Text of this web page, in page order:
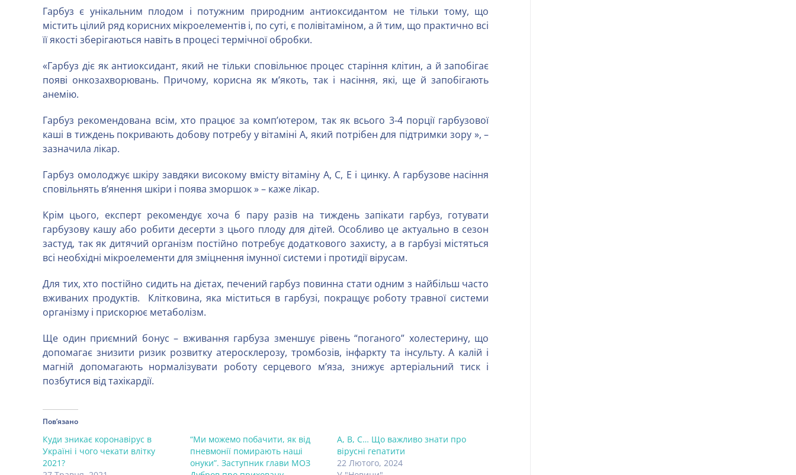
Гарбуз є унікальним плодом і потужним природним антиоксидантом не тільки тому, що
містить цілий ряд корисних мікроелементів і, по суті, є полівітаміном, а й тим, що практично всі
її якості зберігаються навіть в процесі термічної обробки.
«Гарбуз діє як антиоксидант, який не тільки сповільнює процес старіння клітин, а й запобігає
появі онкозахворювань. Причому, корисна як м’якоть, так і насіння, які, ще й запобігають
анемію.
Гарбуз рекомендована всім, хто працює за комп’ютером, так як всього 3-4 порції гарбузової
каші в тиждень покривають добову потребу у вітаміні А, який потрібен для підтримки зору », –
зазначила лікар.
Гарбуз омолоджує шкіру завдяки високому вмісту вітаміну A, C, Е і цинку. А гарбузове насіння
сповільнять в’янення шкіри і поява зморшок » – каже лікар.
Крім цього, експерт рекомендує хоча б пару разів на тиждень запікати гарбуз, готувати
гарбузову кашу або робити десерти з цього плоду для дітей. Особливо це актуально в сезон
застуд, так як дитячий організм постійно потребує додаткового захисту, а в гарбузі містяться
всі необхідні мікроелементи для зміцнення імунної системи і протидії вірусам.
Для тих, хто постійно сидить на дієтах, печений гарбуз повинна стати одним з найбільш часто
вживаних продуктів. Клітковина, яка міститься в гарбузі, покращує роботу травної системи
організму і прискорює метаболізм.
Ще один приємний бонус – вживання гарбуза зменшує рівень “поганого” холестерину, що
допомагає знизити ризик розвитку атеросклерозу, тромбозів, інфаркту та інсульту. А калій і
магній допомагають нормалізувати роботу серцевого м’яза, знижує артеріальний тиск і
позбутися від тахікардії.
Пов’язано
Куди зникає коронавірус в
Україні і чого чекати влітку
2021?
“Ми можемо побачити, як від
пневмонії помирають наші
онуки”. Заступник глави МОЗ
А, В, С… Що важливо знати про
вірусні гепатити
22 Лютого, 2024